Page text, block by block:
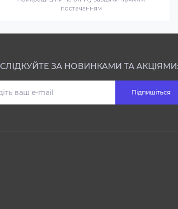
постачанням
СЛІДКУЙТЕ ЗА НОВИНКАМИ ТА АКЦІЯМИ:
Підпишіться